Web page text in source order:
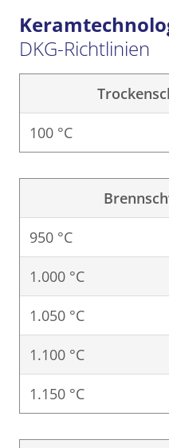
DKG-Richtlinien
100 °C
950 °C
1.000 °C
1.050 °C
1.100 °C
1.150 °C